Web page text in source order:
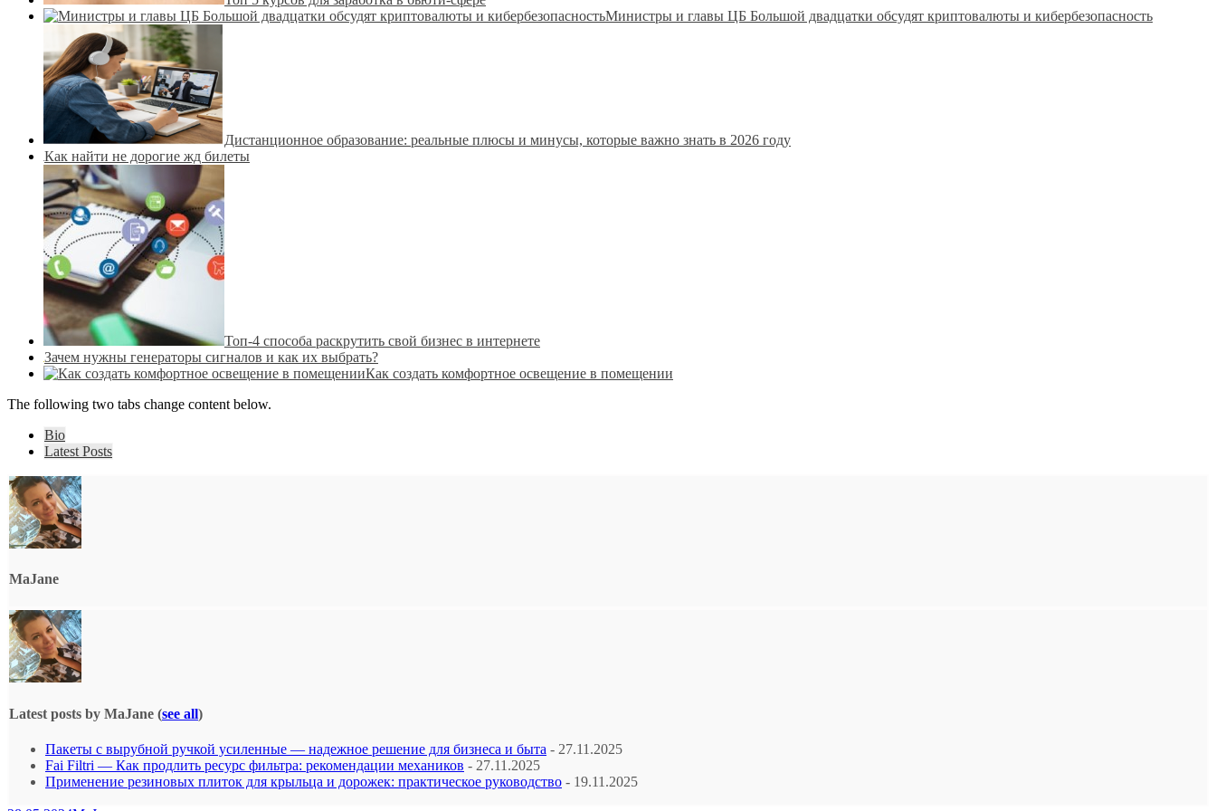
Министры и главы ЦБ Большой двадцатки обсудят криптовалюты и кибербезопасность
Дистанционное образование: реальные плюсы и минусы, которые важно знать в 2026 году
Как найти не дорогие жд билеты
Топ-4 способа раскрутить свой бизнес в интернете
Зачем нужны генераторы сигналов и как их выбрать?
Как создать комфортное освещение в помещении
The following two tabs change content below.
Bio
Latest Posts
MaJane
Latest posts by MaJane (see all)
Пакеты с вырубной ручкой усиленные — надежное решение для бизнеса и быта - 27.11.2025
Fai Filtri — Как продлить ресурс фильтра: рекомендации механиков - 27.11.2025
Применение резиновых плиток для крыльца и дорожек: практическое руководство - 19.11.2025